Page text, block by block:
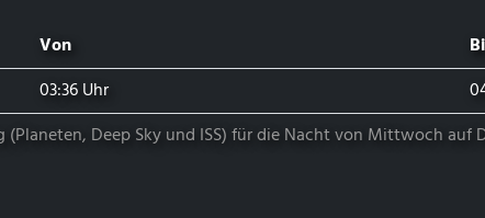
Deep Sky und ISS) für die Nacht von Mittwoch auf
Von
03:36 Uhr